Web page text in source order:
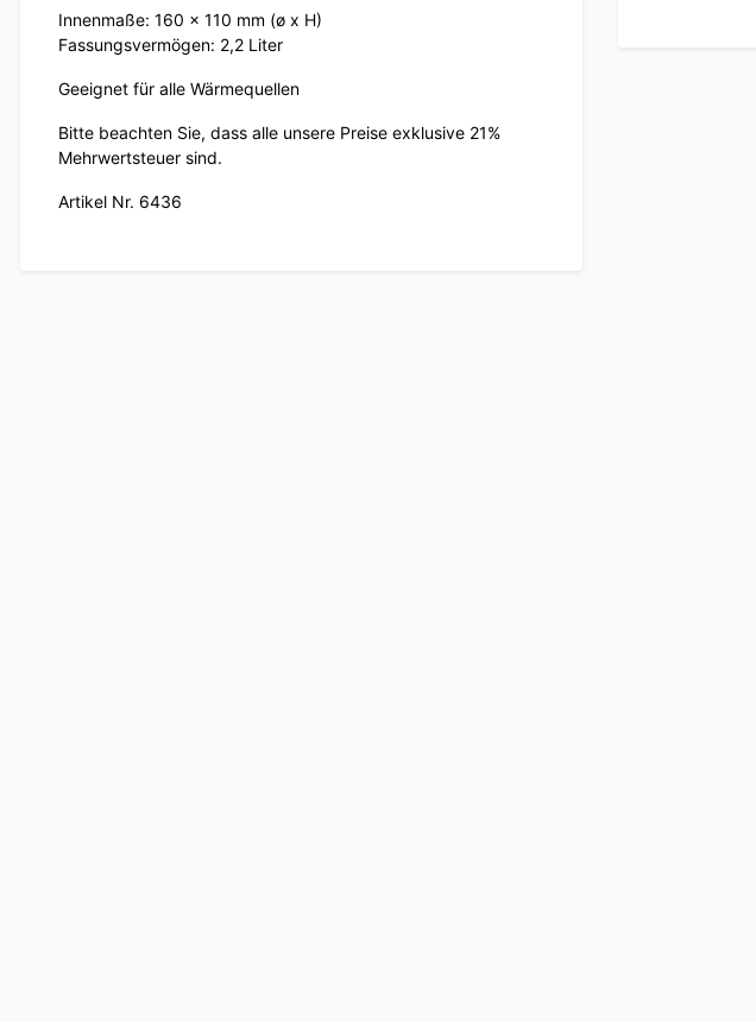
Innenmaße: 160 x 110 mm (ø x H)
Fassungsvermögen: 2,2 Liter
Geeignet für alle Wärmequellen
Bitte beachten Sie, dass alle unsere Preise exklusive 21%
Mehrwertsteuer sind.
Artikel Nr. 6436